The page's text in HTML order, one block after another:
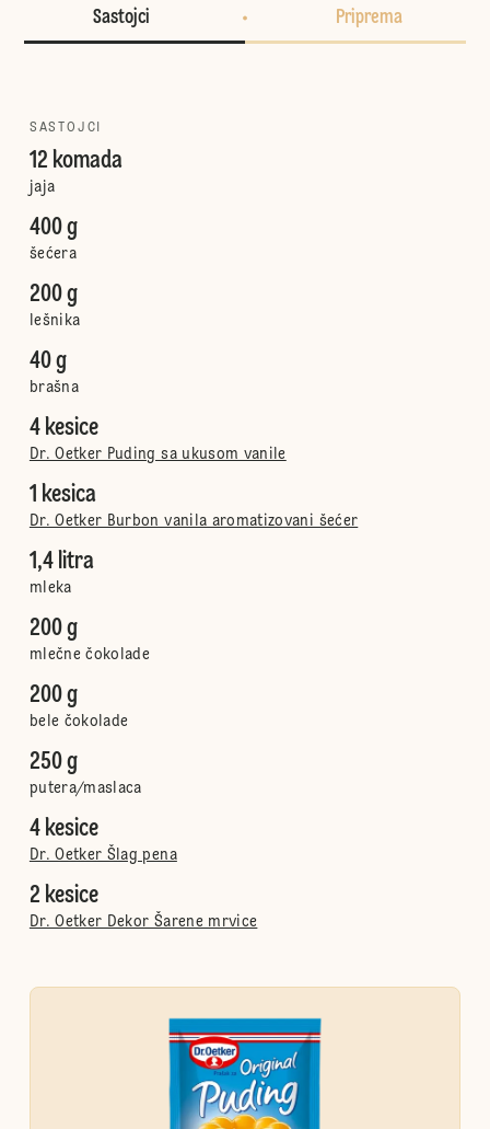
Sastojci Priprema
SASTOJCI
12 komada
jaja
400 g
šećera
200 g
lešnika
40 g
brašna
4 kesice
Dr. Oetker Puding sa ukusom vanile
1 kesica
Dr. Oetker Burbon vanila aromatizovani šećer
1,4 litra
mleka
200 g
mlečne čokolade
200 g
bele čokolade
250 g
putera/maslaca
4 kesice
Dr. Oetker Šlag pena
2 kesice
Dr. Oetker Dekor Šarene mrvice